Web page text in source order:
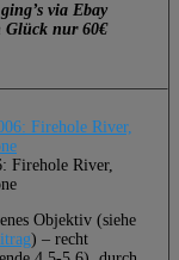
via Ebay
Glück nur 60€
Firehole River,
Objektiv (siehe
) – recht